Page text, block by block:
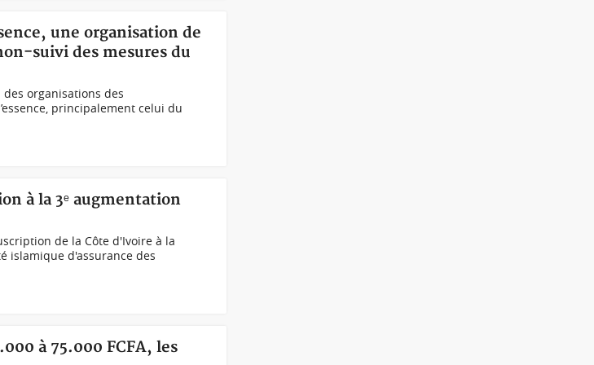
une organisation de
suivi des mesures du
organisations des
principalement celui du
à la 3ᵉ augmentation
de la Côte d'Ivoire à la
islamique d'assurance des
à 75.000 FCFA, les